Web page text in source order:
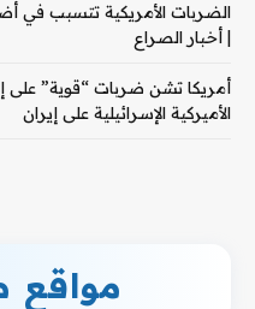
الضربات الأمريكية تتسبب في
| أخبار الصراع
أمريكا تشن ضربات “قوية” على
الأميركية الإسرائيلية على إيران
مواقع